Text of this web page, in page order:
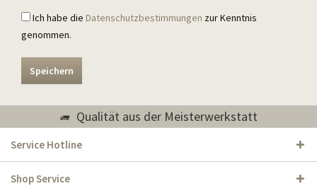
Ich habe die Datenschutzbestimmungen zur Kenntnis
genommen.
Speichern
Qualität aus der Meisterwerkstatt
Service Hotline
Shop Service